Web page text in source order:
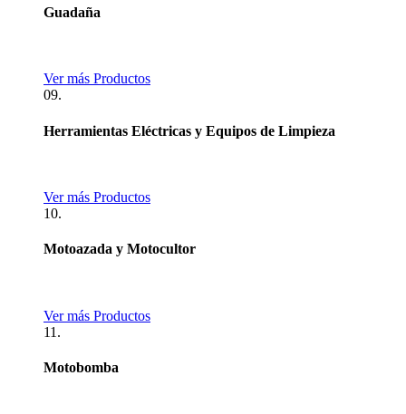
Guadaña
Ver más Productos
09.
Herramientas Eléctricas y Equipos de Limpieza
Ver más Productos
10.
Motoazada y Motocultor
Ver más Productos
11.
Motobomba